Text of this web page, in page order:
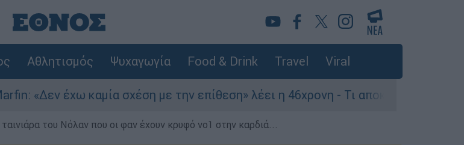
Αθλητισμός Ψυχαγωγία Food & Drink Travel Viral
σχέση με την επίθεση» λέει η 46χρονη - Τι αποκάλυψε στους αστυνομικούς
του Νόλαν που οι φαν έχουν κρυφό νο1 στην καρδιά...